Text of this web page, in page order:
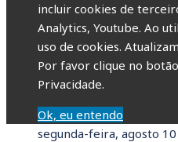
incluir cookies de
Analytics, Youtube. Ao
uso de cookies.
Por favor clique no
Privacidade.
Ok, eu entendo
segunda-feira, agosto 10